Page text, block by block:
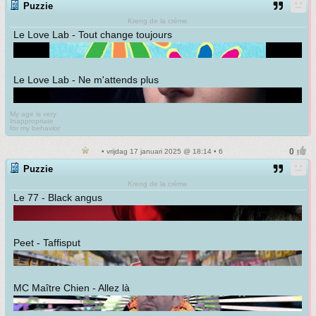
Puzzie
Kreng de la crème
Le Love Lab - Tout change toujours
Le Love Lab - Ne m'attends plus
My age is very
Inappropriate
for my behavior
• vrijdag 17 januari 2025 @ 18:14 • 6
Puzzie
Kreng de la crème
Le 77 - Black angus
Peet - Taffisput
MC Maître Chien - Allez là